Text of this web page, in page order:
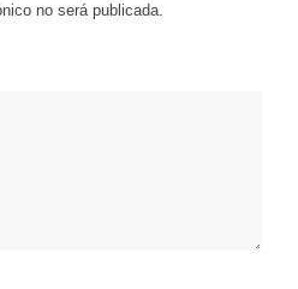
no será publicada.